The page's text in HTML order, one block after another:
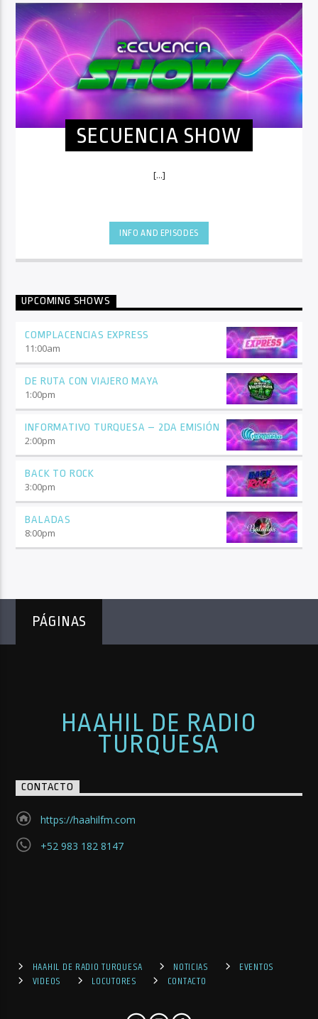
SECUENCIA SHOW
[...]
INFO AND EPISODES
UPCOMING SHOWS
COMPLACENCIAS EXPRESS
11:00am
DE RUTA CON VIAJERO MAYA
1:00pm
INFORMATIVO TURQUESA – 2DA EMISIÓN
2:00pm
BACK TO ROCK
3:00pm
BALADAS
8:00pm
PÁGINAS
HAAHIL DE RADIO
TURQUESA
CONTACTO
https://haahilfm.com
+52 983 182 8147
HAAHIL DE RADIO TURQUESA NOTICIAS
EVENTOS
VIDEOS
LOCUTORES CONTACTO